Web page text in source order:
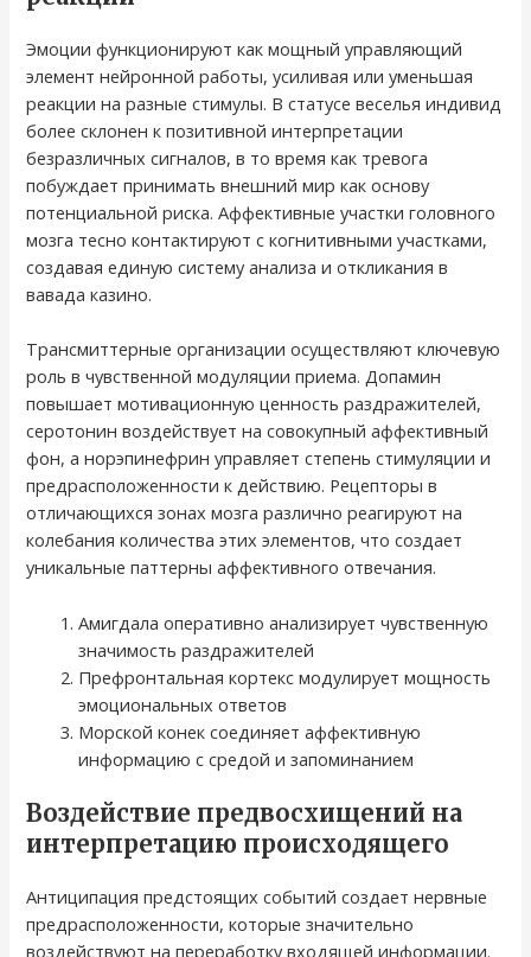
Эмоции функционируют как мощный управляющий
элемент нейронной работы, усиливая или уменьшая
реакции на разные стимулы. В статусе веселья индивид
более склонен к позитивной интерпретации
безразличных сигналов, в то время как тревога
побуждает принимать внешний мир как основу
потенциальной риска. Аффективные участки головного
мозга тесно контактируют с когнитивными участками,
создавая единую систему анализа и откликания в
вавада казино.
Трансмиттерные организации осуществляют ключевую
роль в чувственной модуляции приема. Допамин
повышает мотивационную ценность раздражителей,
серотонин воздействует на совокупный аффективный
фон, а норэпинефрин управляет степень стимуляции и
предрасположенности к действию. Рецепторы в
отличающихся зонах мозга различно реагируют на
колебания количества этих элементов, что создает
уникальные паттерны аффективного отвечания.
Амигдала оперативно анализирует чувственную
значимость раздражителей
Префронтальная кортекс модулирует мощность
эмоциональных ответов
Морской конек соединяет аффективную
информацию с средой и запоминанием
Воздействие предвосхищений на
интерпретацию происходящего
Антиципация предстоящих событий создает нервные
предрасположенности, которые значительно
воздействуют на переработку входящей информации.